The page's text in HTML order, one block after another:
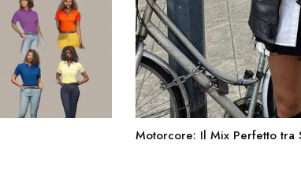
Motorcore: Il Mix Perfetto tra